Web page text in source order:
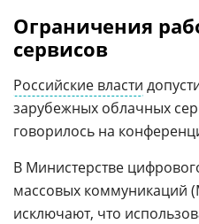
Ограничения
сервисов
Российские власти
зарубежных облачных
говорилось на
В Министерстве
массовых коммуникаций
исключают, что